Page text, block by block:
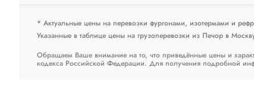
* Актуальные цены на перевозки фургонами, изотермами и
Указанные в таблице цены на грузоперевозки из Печор в
Обращаем Ваше внимание на то, что приведённые цены и
кодекса Российской Федерации. Для получения подробной